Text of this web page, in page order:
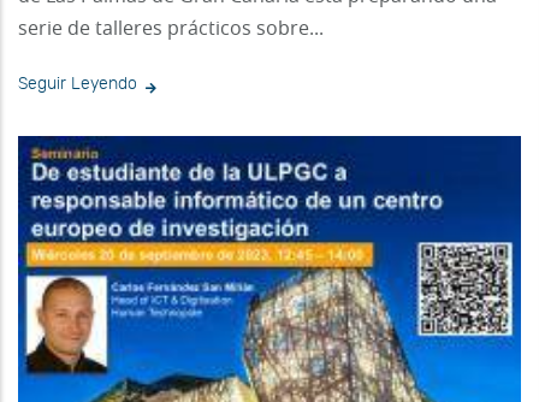
serie de talleres prácticos sobre...
Seguir Leyendo